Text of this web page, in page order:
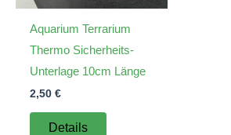
Aquarium Terrarium
Thermo Sicherheits-
Unterlage 10cm Länge
2,50 €
Details